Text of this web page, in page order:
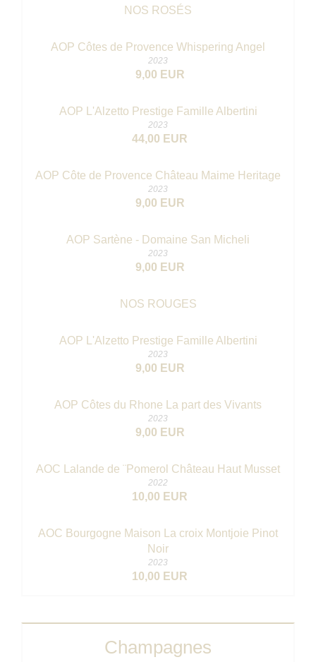
NOS ROSÉS
AOP Côtes de Provence Whispering Angel
2023
9,00 EUR
AOP L'Alzetto Prestige Famille Albertini
2023
44,00 EUR
AOP Côte de Provence Château Maime Heritage
2023
9,00 EUR
AOP Sartène - Domaine San Micheli
2023
9,00 EUR
NOS ROUGES
AOP L'Alzetto Prestige Famille Albertini
2023
9,00 EUR
AOP Côtes du Rhone La part des Vivants
2023
9,00 EUR
AOC Lalande de ¨Pomerol Château Haut Musset
2022
10,00 EUR
AOC Bourgogne Maison La croix Montjoie Pinot
Noir
2023
10,00 EUR
Champagnes